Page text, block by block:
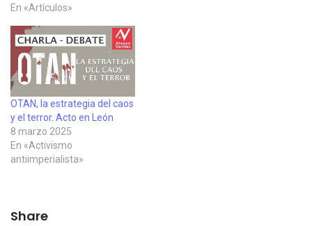
En «Artículos»
OTAN, la estrategia del caos
y el terror. Acto en León
8 marzo 2025
En «Activismo
antiimperialista»
Share